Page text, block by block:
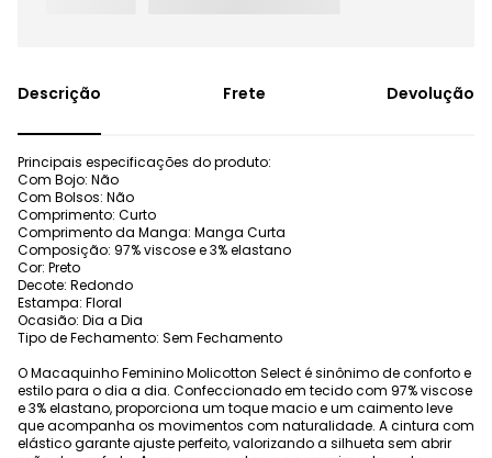
Frete Devolução
Principais especificações do produto:
Com Bojo: Não
Com Bolsos: Não
Comprimento: Curto
Comprimento da Manga: Manga Curta
Composição: 97% viscose e 3% elastano
Cor: Preto
Decote: Redondo
Estampa: Floral
Ocasião: Dia a Dia
Tipo de Fechamento: Sem Fechamento
O Macaquinho Feminino Molicotton Select é sinônimo de conforto e
estilo para o dia a dia. Confeccionado em tecido com 97% viscose
e 3% elastano, proporciona um toque macio e um caimento leve
que acompanha os movimentos com naturalidade. A cintura com
elástico garante ajuste perfeito, valorizando a silhueta sem abrir